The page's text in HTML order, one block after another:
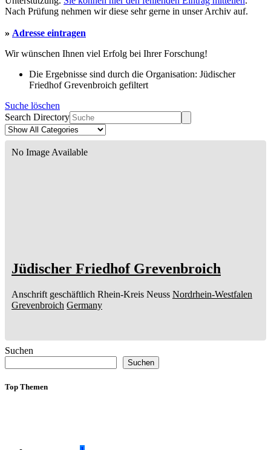
Nach Prüfung nehmen wir diese sehr gerne in unser Archiv auf.
» Adresse eintragen
Wir wünschen Ihnen viel Erfolg bei Ihrer Forschung!
Die Ergebnisse sind durch die Organisation: Jüdischer
Friedhof Grevenbroich gefiltert
Suche löschen
Search Directory
No Image Available
Jüdischer Friedhof Grevenbroich
Anschrift geschäftlich Rhein-Kreis Neuss Nordrhein-Westfalen
Grevenbroich Germany
Suchen
Suchen
Top Themen